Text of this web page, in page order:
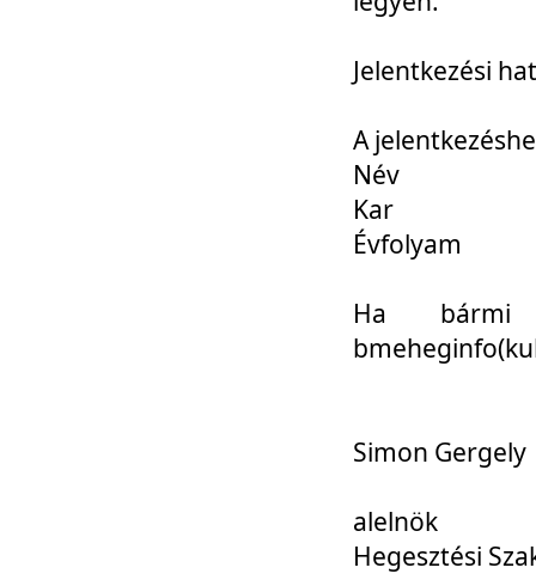
Jelentkezési
A
Név
Kar
Évfolyam
Ha
Simon Gergely
alelnök
Hegesztési